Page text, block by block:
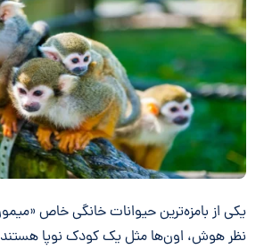
یکی از بامزه‌ترین حیوانات خانگی خاص